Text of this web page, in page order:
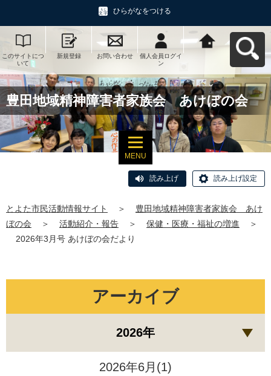
ひらがなをつける
このサイトにつ
いて
新規登録 お問い合わせ
個人会員ログイ
ン
豊田地域精神障害者家族会 あけぼの会
MENU
読み上げ 読み上げ設定
とよた市民活動情報サイト ＞
豊田地域精神障害者家族会 あけ
ぼの会
＞ 活動紹介・報告 ＞ 保健・医療・福祉の増進
＞
2026年3月号 あけぼの会だより
アーカイブ
2026年
2026年6月(1)